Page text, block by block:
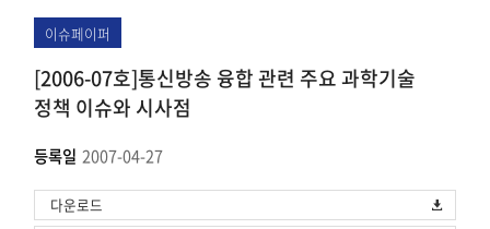
이슈페이퍼
[2006-07호]통신방송 융합 관련 주요 과학기술
정책 이슈와 시사점
등록일 2007-04-27
다운로드